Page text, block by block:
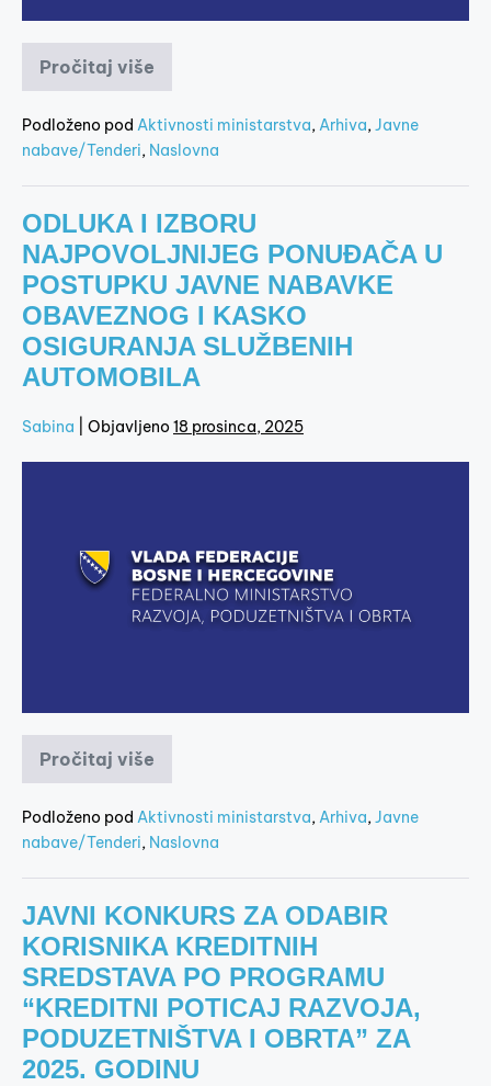
Pročitaj više
Podloženo pod Aktivnosti ministarstva, Arhiva, Javne
nabave/Tenderi, Naslovna
ODLUKA I IZBORU
NAJPOVOLJNIJEG PONUĐAČA U
POSTUPKU JAVNE NABAVKE
OBAVEZNOG I KASKO
OSIGURANJA SLUŽBENIH
AUTOMOBILA
Sabina Objavljeno 18 prosinca, 2025
Pročitaj više
Podloženo pod Aktivnosti ministarstva,Arhiva,Javne
nabave/Tenderi, Naslovna
JAVNI KONKURS ZA ODABIR
KORISNIKA KREDITNIH
SREDSTAVA PO PROGRAMU
“KREDITNI POTICAJ RAZVOJA,
PODUZETNIŠTVA I OBRTA” ZA
2025. GODINU